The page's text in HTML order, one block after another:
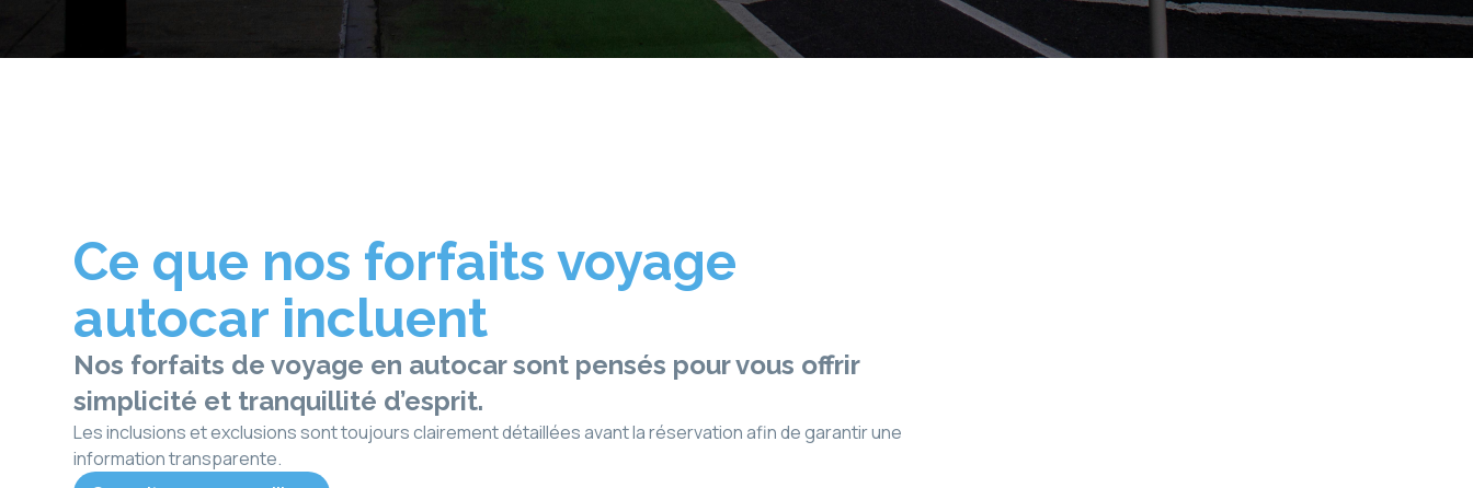
Ce que nos forfaits voyage
autocar incluent
Nos forfaits de voyage en autocarsont pensés pour vous offrir
simplicité et tranquillité d’esprit.
Les inclusions et exclusions sont toujours clairement détaillées avant la réservation afin de garantir une
information transparente.